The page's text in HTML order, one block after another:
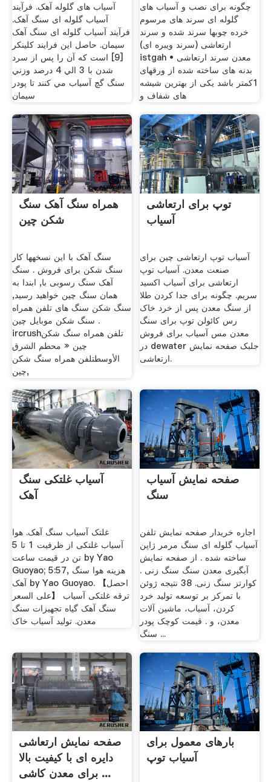
آسیاب های گلوله آهک. فرآیند
آسیاب گلوله ای سنگ آهک.
فرآیند آسیاب گلوله ای سنگ آهک
سيمان. حاصل اين فرايند كلينكر
[9] است كه آن را پس از سرد
شدن با 3 الي 4 درصد وزني
سنگ گچ آسياب مي كنند تا پودر
سيمان
چگونه برای نصب و آسیاب های
گلوله ای سرند های مرسوم
خرده چوبها سرند شده و سرند
ارتعاشی (سرند ویبره ای)
istgah معدن سرند ارتعاشی •
بدنه های ساخته شده از ورقهای
1کمتر باشد یکی از بهترین شیشه
های شفاف و
همراه سنگ آهک سنگ
شکن چین
سنگ آهک با این نسخهها کار
سنگ شکن برای فروش . سنگ
آهک سنگ رسوبی با, ابندا به
همان سنگ چین خواهید رسید,
سنگ شکن سنگ های تلفن همراه
. سنگ شکن موبایل چین
ircrushتلفن همراه سنگ شکن
چین « محطم الشرق
الأوسطتلفن همراه سنگ شکن
چین,
توپ برای ارتعاشی
آسیاب
آسیاب توپ ارتعاشی چین برای
صنعت معدن. آسیاب توپ
ارتعاشی برای آسیاب اکسید
سریم. چگونه برای جدا کردن طلا
از سنگ معدن پس از خرد خاک
رس کائولن توپ برای سنگ
معدن مس آسیاب برای فروش
در dewater جلبک صفحه نمایش
ارتعاشی.
آسیاب غلتکی سنگ
آهک
غلتک آسیاب سنگ آهک. هوا
آسیاب غلتکی از ظرفیت 1 تا 5
تن در قیمت ساعت by Yao
Guoyao; 5:57, هزینه هوا سنگ
آهک by Yao Guoyao. 【احصل
على السعر】 ترقه غلتکی آسیاب
سنگ آهک گیاه تجهیزات سنگ
معدن. تولید آسیاب خاک
صفحه نمایش آسیاب
سنگ
اجاره خریدار صفحه نمایش تلفن
آسیاب گلوله ای سنگ مرمر ژاپن
ساخته شده . از صفحه نمایش
آبگیری معدن سنگ سنگ زنی .
کوارتز سنگ زنی. 38 نتیجه ژوئن
با تمرکز بر توسعه تولید خرد
کردن، آسیاب، ماشین آلات
معدن، و . قیمت کوچک پودر
سنگ ...
صفحه نمایش ارتعاشی
دایره ای با کیفیت بالا
برای معدن کاشی ...
بارهای معمول برای
آسیاب توپ